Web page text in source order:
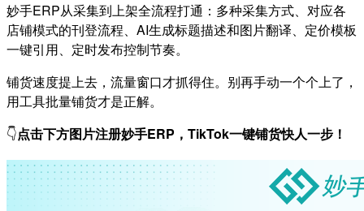
妙手ERP从采集到上架全流程打通：多种采集方式、对应各
店铺模式的刊登流程、AI生成标题描述和图片翻译、定价模板
一键引用、定时发布控制节奏。
铺货速度提上去，流量窗口才抓得住。别再手动一个个上了，
用工具批量铺货才是正解。
👇点击下方图片注册妙手ERP，TikTok一键铺货快人一步！